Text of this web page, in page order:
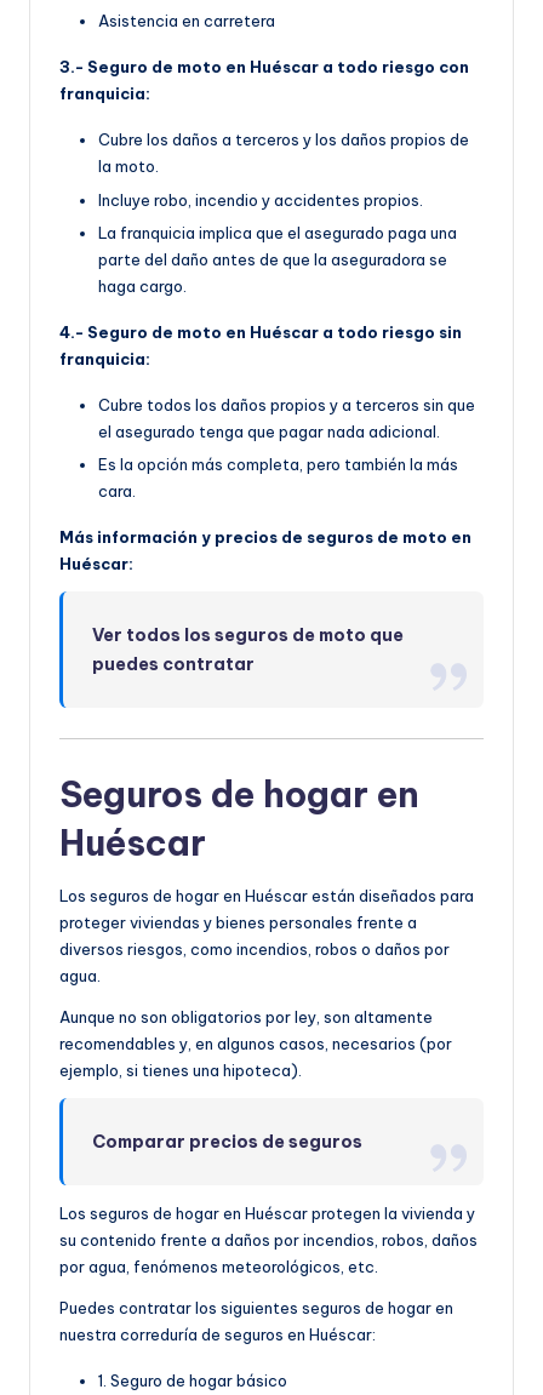
Asistencia en carretera
3.- Seguro de moto en Huéscar a todo riesgo con
franquicia:
Cubre los daños a terceros y los daños propios de
la moto.
Incluye robo, incendio y accidentes propios.
La franquicia implica que el asegurado paga una
parte del daño antes de que la aseguradora se
haga cargo.
4.- Seguro de moto en Huéscar a todo riesgo sin
franquicia:
Cubre todos los daños propios y a terceros sin que
el asegurado tenga que pagar nada adicional.
Es la opción más completa, pero también la más
cara.
Más información y precios de seguros de moto en
Huéscar:
Ver todos los seguros de moto que
puedes contratar
Seguros de hogar en
Huéscar
Los seguros de hogar en Huéscar están diseñados para
proteger viviendas y bienes personales frente a
diversos riesgos, como incendios, robos o daños por
agua.
Aunque no son obligatorios por ley, son altamente
recomendables y, en algunos casos, necesarios (por
ejemplo, si tienes una hipoteca).
Comparar precios de seguros
Los seguros de hogar en Huéscar protegen la vivienda y
su contenido frente a daños por incendios, robos, daños
por agua, fenómenos meteorológicos, etc.
Puedes contratar los siguientes seguros de hogar en
nuestra correduría de seguros en Huéscar:
1. Seguro de hogar básico